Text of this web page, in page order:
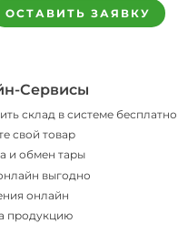
ОСТАВИТЬ ЗАЯВКУ
Сервисы
склад в системе бесплатно
свой товар
и обмен тары
выгодно
онлайн
продукцию